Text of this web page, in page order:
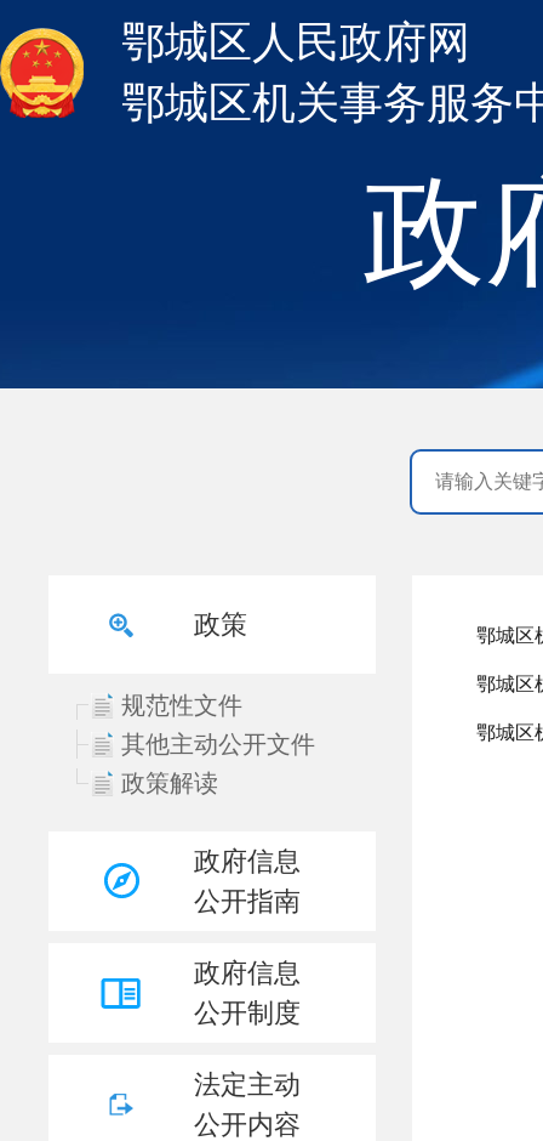
政
鄂城区人民政府网
鄂城区机关事务服务
政策
规范性文件
其他主动公开文件
政策解读
政府信息
公开指南
政府信息
公开制度
法定主动
公开内容